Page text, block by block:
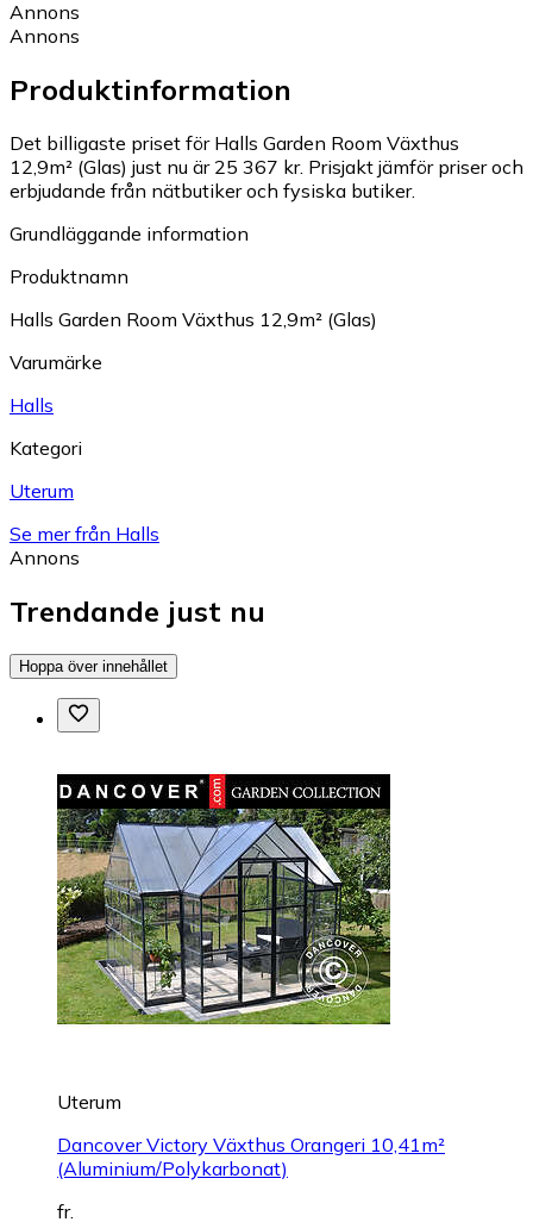
Annons
Annons
Produktinformation
Det billigaste priset för Halls Garden Room Växthus
12,9m² (Glas) just nu är 25 367 kr. Prisjakt jämför priser och
erbjudande från nätbutiker och fysiska butiker.
Grundläggande information
Produktnamn
Halls Garden Room Växthus 12,9m² (Glas)
Varumärke
Halls
Kategori
Uterum
Se mer från Halls
Annons
Trendande just nu
Hoppa över innehållet
Uterum
Dancover Victory Växthus Orangeri 10,41m²
(Aluminium/Polykarbonat)
fr.